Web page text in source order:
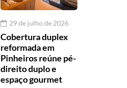
29 de julho de 2026
Cobertura duplex
reformada em
Pinheiros reúne pé-
direito duplo e
espaço gourmet